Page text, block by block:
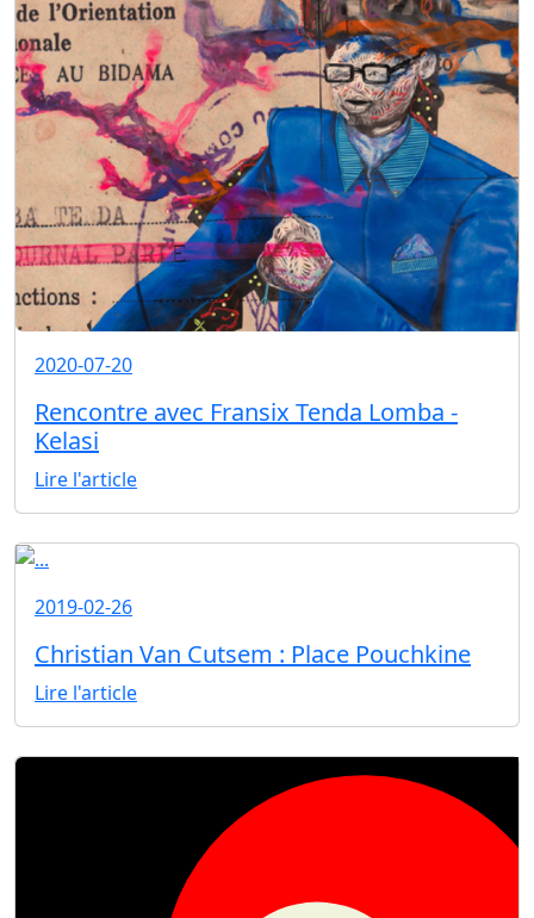
2020-07-20
Rencontre avec Fransix Tenda Lomba -
Kelasi
Lire l'article
2019-02-26
Christian Van Cutsem : Place Pouchkine
Lire l'article